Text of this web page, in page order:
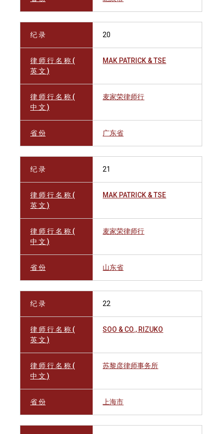
纪 录 20
律 师 行 名 称 (
英 文 )
MAK PATRICK & TSE
律 师 行 名 称 (
中 文 )
麦家荣律师行
省 份 广东省
纪 录 21
律 师 行 名 称 (
英 文 )
MAK PATRICK & TSE
律 师 行 名 称 (
中 文 )
麦家荣律师行
省 份 山东省
纪 录 22
律 师 行 名 称 (
英 文 )
SOO & CO., RIZUKO
律 师 行 名 称 (
中 文 )
苏黎彦律师事务所
省 份 上海市